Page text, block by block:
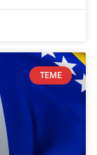
TEME